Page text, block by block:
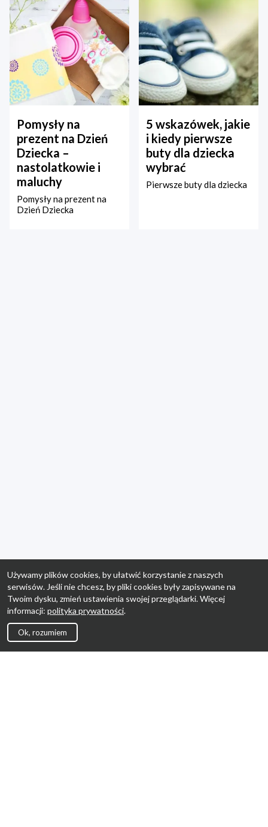
Pomysły na
prezent na Dzień
Dziecka –
nastolatkowie i
maluchy
Pomysły na prezent na
Dzień Dziecka
5 wskazówek, jakie
i kiedy pierwsze
buty dla dziecka
wybrać
Pierwsze buty dla dziecka
Używamy plików cookies, by ułatwić korzystanie z naszych
serwisów. Jeśli nie chcesz, by pliki cookies były zapisywane na
Twoim dysku, zmień ustawienia swojej przeglądarki. Więcej
informacji: polityka prywatności.
Ok, rozumiem